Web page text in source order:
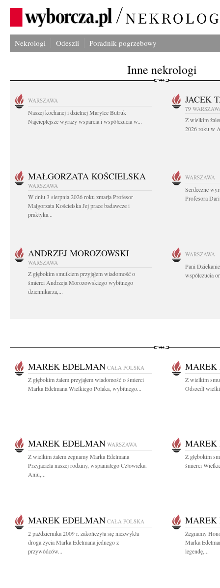
Nekrologi Odeszli Poradnik pogrzebowy
Inne nekrologi
WARSZAWA
Naszej kochanej i dzielnej Marylce Butruk
Najcieplejsze wyrazy wsparcia i współczucia w...
JACEK
79
Z wielkim
2026 roku w
MAŁGORZATA KOŚCIELSKA
WARSZAWA
W dniu 3 sierpnia 2026 roku zmarła Profesor
Małgorzata Kościelska Jej prace badawcze i
praktyka...
WARSZAWA
Serdeczne
Profesora
ANDRZEJ MOROZOWSKI
WARSZAWA
Z głębokim smutkiem przyjąłem wiadomość o
śmierci Andrzeja Morozowskiego wybitnego
dziennikarza,...
WARSZAWA
Pani
współczucia
MAREK EDELMAN CAŁA POLSKA
Z głębokim żalem przyjąłem wiadomość o śmierci
Marka Edelmana Wielkiego Polaka, wybitnego...
MAREK
Z wielkim
Odszedł
MAREK EDELMAN WARSZAWA
Z wielkim żalem żegnamy Marka Edelmana
Przyjaciela naszej rodziny, wspaniałego Człowieka.
Aniu,...
MAREK
Z głębokim
śmierci
MAREK EDELMAN CAŁA POLSKA
2 października 2009 r. zakończyła się niezwykła
droga życia Marka Edelmana jednego z
przywódców...
MAREK
Żegnamy
Marka
legendę,...